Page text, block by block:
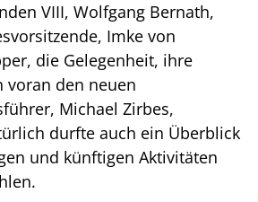
VIII, Wolfgang Bernath,
Imke von
die Gelegenheit, ihre
voran den neuen
Michael Zirbes,
durfte auch ein Überblick
und künftigen Aktivitäten